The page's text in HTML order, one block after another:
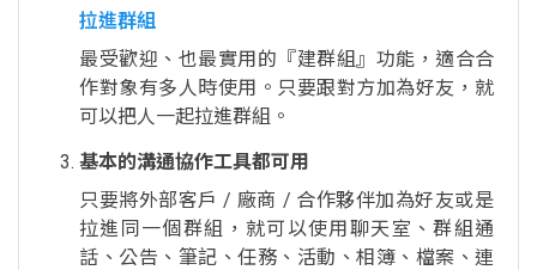
拉進群組
最受歡迎、也最實用的『建群組』功能，適合合
作對象有多人時使用。只要跟對方加為好友，就
可以把人一起拉進群組。
基本的溝通協作工具都可用
只要將外部客戶 / 廠商 / 合作夥伴加為好友或是
拉進同一個群組，就可以使用聊天室、群組通
話、公告、筆記、任務、活動、相簿、檔案、連